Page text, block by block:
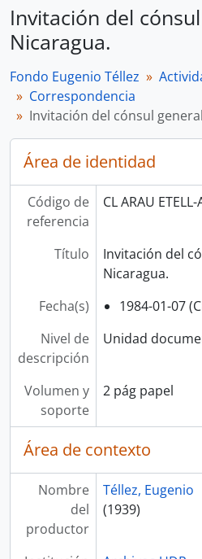
Invitación del
Nicaragua.
Fondo Eugenio Téllez
Correspondencia
Invitación del cónsul
Área de identidad
Código de
referencia
CL ARAU
Título
Invitación del
Nicaragua.
Fecha(s)
1984-01-07
Nivel de
descripción
Unidad
Volumen y
soporte
2 pág papel
Área de contexto
Nombre
del
productor
Téllez, Eugenio
(1939)